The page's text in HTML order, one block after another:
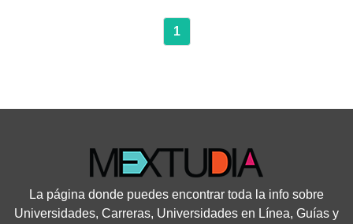
1
La página donde puedes encontrar toda la info sobre
Universidades, Carreras, Universidades en Línea, Guías y